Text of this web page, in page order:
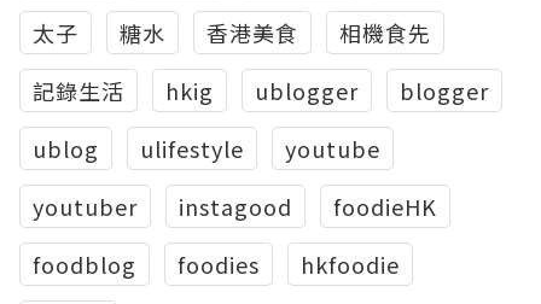
太子
糖水 香港美食
相機食先
記錄生活
hkig ublogger
blogger
ublog
ulifestyle
youtube
youtuber
instagood
foodieHK
foodblog
foodies hkfoodie